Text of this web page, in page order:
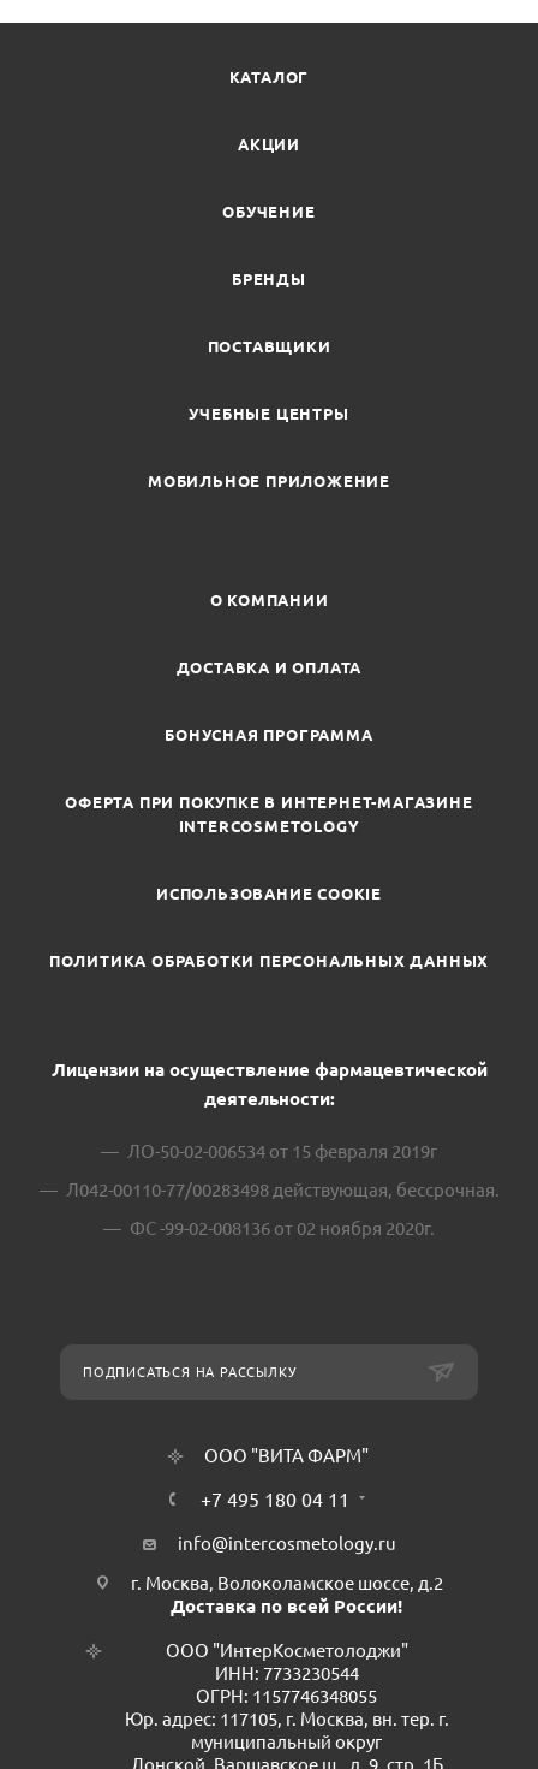
КАТАЛОГ
АКЦИИ
ОБУЧЕНИЕ
БРЕНДЫ
ПОСТАВЩИКИ
УЧЕБНЫЕ ЦЕНТРЫ
МОБИЛЬНОЕ ПРИЛОЖЕНИЕ
О КОМПАНИИ
ДОСТАВКА И ОПЛАТА
БОНУСНАЯ ПРОГРАММА
ОФЕРТА ПРИ ПОКУПКЕ В ИНТЕРНЕТ-МАГАЗИНЕ
INTERCOSMETOLOGY
ИСПОЛЬЗОВАНИЕ COOKIE
ПОЛИТИКА ОБРАБОТКИ ПЕРСОНАЛЬНЫХ ДАННЫХ
Лицензии на осуществление фармацевтической
деятельности:
ЛО-50-02-006534 от 15 февраля 2019г
Л042-00110-77/00283498 действующая, бессрочная.
ФС -99-02-008136 от 02 ноября 2020г.
ПОДПИСАТЬСЯ НА РАССЫЛКУ
ООО "ВИТА ФАРМ"
+7 495 180 04 11
info@intercosmetology.ru
г. Москва, Волоколамское шоссе, д.2
Доставка по всей России!
ООО "ИнтерКосметолоджи"
ИНН: 7733230544
ОГРН: 1157746348055
Юр. адрес: 117105, г. Москва, вн. тер. г.
муниципальный округ
Донской, Варшавское ш., д. 9, стр. 1Б